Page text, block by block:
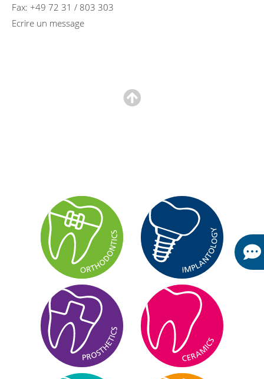
Fax: +49 72 31 / 803 303
Ecrire un message